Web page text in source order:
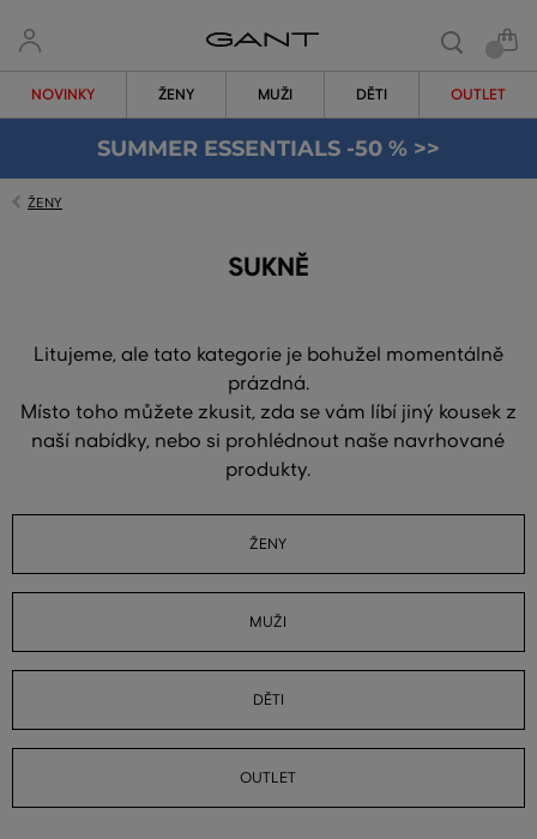
NOVINKY ŽENY MUŽI DĚTI OUTLET
SUMMER ESSENTIALS -50 % >>
ŽENY
SUKNĚ
Litujeme, ale tato kategorie je bohužel momentálně
prázdná.
Místo toho můžete zkusit, zda se vám líbí jiný kousek z
naší nabídky, nebo si prohlédnout naše navrhované
produkty.
ŽENY
MUŽI
DĚTI
OUTLET